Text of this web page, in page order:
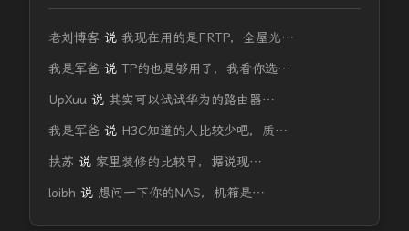
老刘博客 说 我现在用的是FRTP，全屋光…
我是军爸 说 TP的也是够用了，我看你选…
UpXuu 说 其实可以试试华为的路由器…
我是军爸 说 H3C知道的人比较少吧，质…
扶苏 说 家里装修的比较早，据说现…
loibh 说 想问一下你的NAS，机箱是…